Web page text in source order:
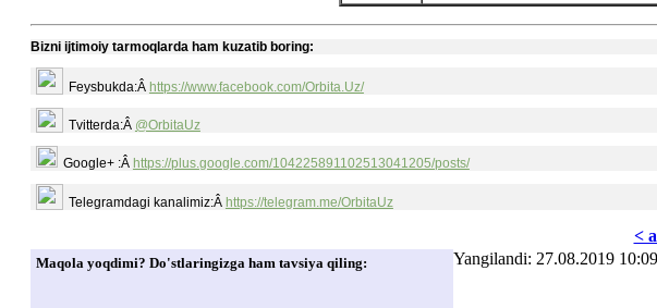
Bizni ijtimoiy tarmoqlarda ham kuzatib boring:
Feysbukda:Â https://www.facebook.com/Orbita.Uz/
Tvitterda:Â @OrbitaUz
Google+ :Â https://plus.google.com/104225891102513041205/posts/
Telegramdagi kanalimiz:Â https://telegram.me/OrbitaUz
<
Yangilаndi: 27.08.2019 10:09
Maqola yoqdimi? Do'stlaringizga ham tavsiya qiling: